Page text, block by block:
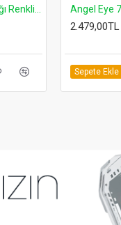
349,00TL
Sepete Ekle